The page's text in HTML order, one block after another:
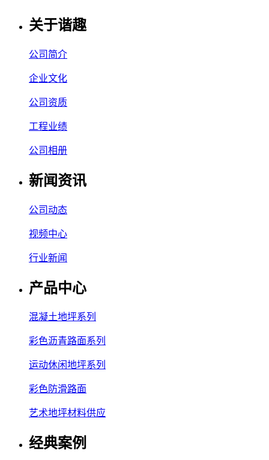
关于谐趣
公司简介
企业文化
公司资质
工程业绩
公司相册
新闻资讯
公司动态
视频中心
行业新闻
产品中心
混凝土地坪系列
彩色沥青路面系列
运动休闲地坪系列
彩色防滑路面
艺术地坪材料供应
经典案例